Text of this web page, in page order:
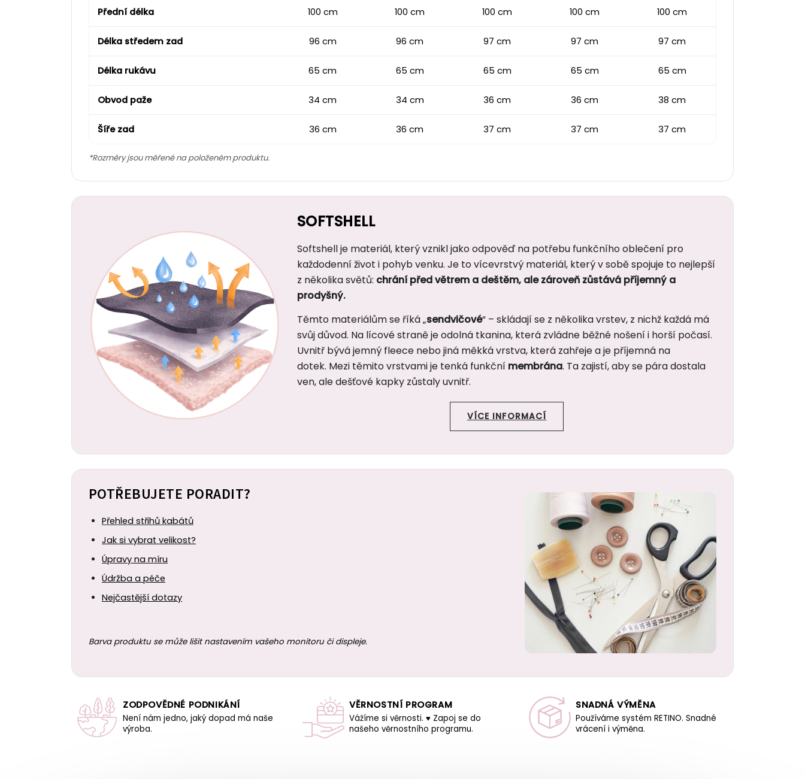
Přední délka 100 cm 100 cm 100 cm 100 cm 100 cm
Délka středem zad 96 cm 96 cm 97 cm 97 cm 97 cm
Délka rukávu 65 cm 65 cm 65 cm 65 cm 65 cm
Obvod paže 34 cm 34 cm 36 cm 36 cm 38 cm
Šíře zad 36 cm 36 cm 37 cm 37 cm 37 cm
*Rozměry jsou měřené na položeném produktu.
SOFTSHELL
Softshell je materiál, který vznikl jako odpověď na potřebu funkčního oblečení pro
každodenní život i pohyb venku. Je to vícevrstvý materiál, který v sobě spojuje to nejlepší
z několika světů: chrání před větrem a deštěm, ale zároveň zůstává příjemný a
prodyšný.
Těmto materiálům se říká „sendvičové“ – skládají se z několika vrstev, z nichž každá má
svůj důvod. Na lícové straně je odolná tkanina, která zvládne běžné nošení i horší počasí.
Uvnitř bývá jemný fleece nebo jiná měkká vrstva, která zahřeje a je příjemná na
dotek. Mezi těmito vrstvami je tenká funkční membrána. Ta zajistí, aby se pára dostala
ven, ale dešťové kapky zůstaly uvnitř.
VÍCE INFORMACÍ
POTŘEBUJETE PORADIT?
Přehled střihů kabátů
Jak si vybrat velikost?
Úpravy na míru
Údržba a péče
Nejčastější dotazy
Barva produktu se může lišit nastavením vašeho monitoru či displeje.
ZODPOVĚDNÉ PODNIKÁNÍ
Není nám jedno, jaký dopad má naše
výroba.
VĚRNOSTNÍ PROGRAM
Vážíme si věrnosti. ♥ Zapoj se do
našeho věrnostního programu.
SNADNÁ VÝMĚNA
Používáme systém RETINO. Snadné
vrácení i výměna.